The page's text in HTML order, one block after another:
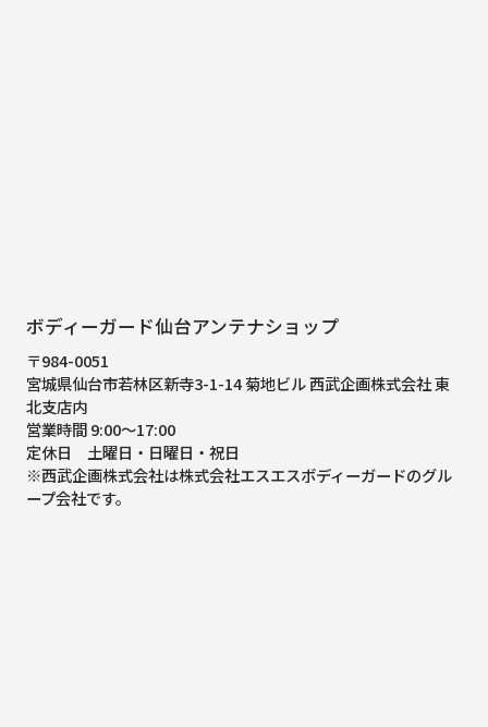
ボディーガード仙台アンテナショップ
〒984-0051
宮城県仙台市若林区新寺3-1-14 菊地ビル 西武企画株式会社 東
北支店内
営業時間 9:00～17:00
定休日 土曜日・日曜日・祝日
※西武企画株式会社は株式会社エスエスボディーガードのグル
ープ会社です。